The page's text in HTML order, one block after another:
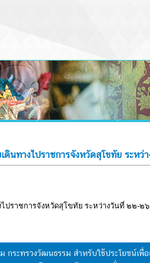
ดินทางไปราชการจังหวัดสุโขทัย ระ
ปราชการจังหวัดสุโขทัย ระหว่างวันที่ ๒๒-๒
กระทรวงวัฒนธรรม สำหรับใช้ประโยชน์เ